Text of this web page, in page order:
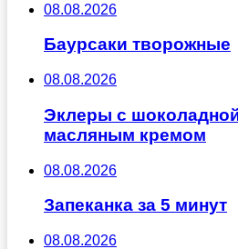
08.08.2026
Баурсаки творожные
08.08.2026
Эклеры с
масляным кремом
08.08.2026
Запеканка за 5 минут
08.08.2026